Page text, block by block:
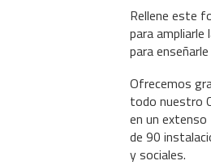
Rellene este
para
para
Ofrecemos
todo nuestro
en un
de 90
y sociales.